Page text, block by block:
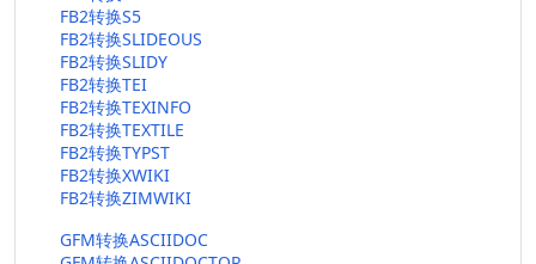
FB2转换S5
FB2转换SLIDEOUS
FB2转换SLIDY
FB2转换TEI
FB2转换TEXINFO
FB2转换TEXTILE
FB2转换TYPST
FB2转换XWIKI
FB2转换ZIMWIKI
GFM转换ASCIIDOC